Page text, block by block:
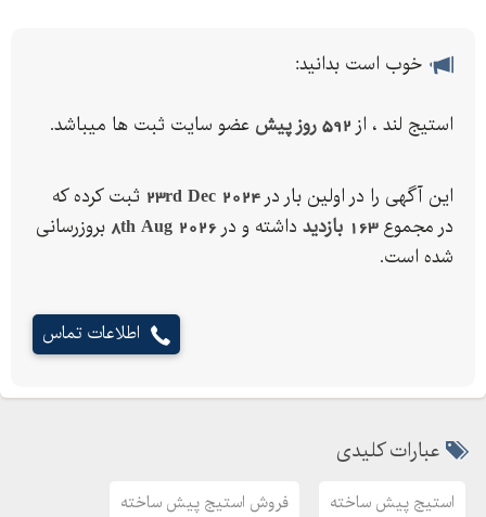
خوب است بدانید:
استیج لند ، از 592 روز پیش عضو سایت ثبت ها میباشد.
این آگهی را در اولین بار در 23rd Dec 2024 ثبت کرده که
در مجموع163 بازدید داشته و در 8th Aug 2026 بروزرسانی
شده است.
اطلاعات تماس
عبارات کلیدی
استیج پیش ساخته فروش استیج پیش ساخته